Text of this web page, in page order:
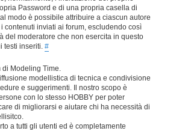
Password e di una propria casella di
modo è possibile attribuire a ciascun autore
contenuti inviati ai forum, escludendo così
del moderatore che non esercita in questo
testi inseriti. #
di Modeling Time.
modellistica di tecnica e condivisione
e suggerimenti. Il nostro scopo è
con lo stesso HOBBY per poter
di migliorarsi e aiutare chi ha necessità di
a tutti gli utenti ed è completamente